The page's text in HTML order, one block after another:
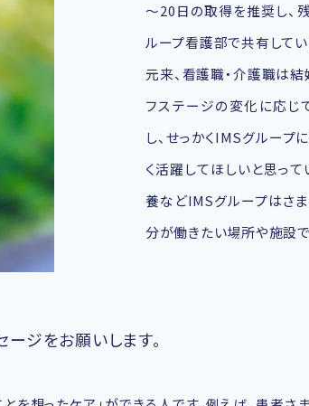
～20日の取得を推奨し、
ループ看護部で共有してい
元来、看護職・介護職は
フステージの変化に応じ
し、せっかくIMSグループ
く活躍してほしいと思って
養などIMSグループはさ
分が働きたい場所や施設で
ジをお願いします。